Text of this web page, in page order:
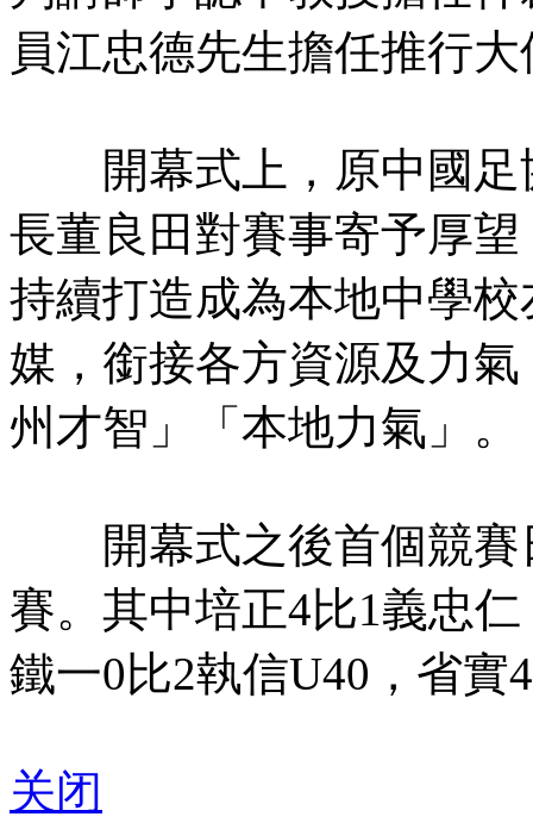
員江忠德先生擔任推行大
開幕式上，原中國足
長董良田對賽事寄予厚
持續打造成為本地中學
媒，銜接各方資源及力
州才智」「本地力氣」。
開幕式之後首個競賽
賽。其中培正4比1義忠
鐵一0比2執信U40，省實
关闭